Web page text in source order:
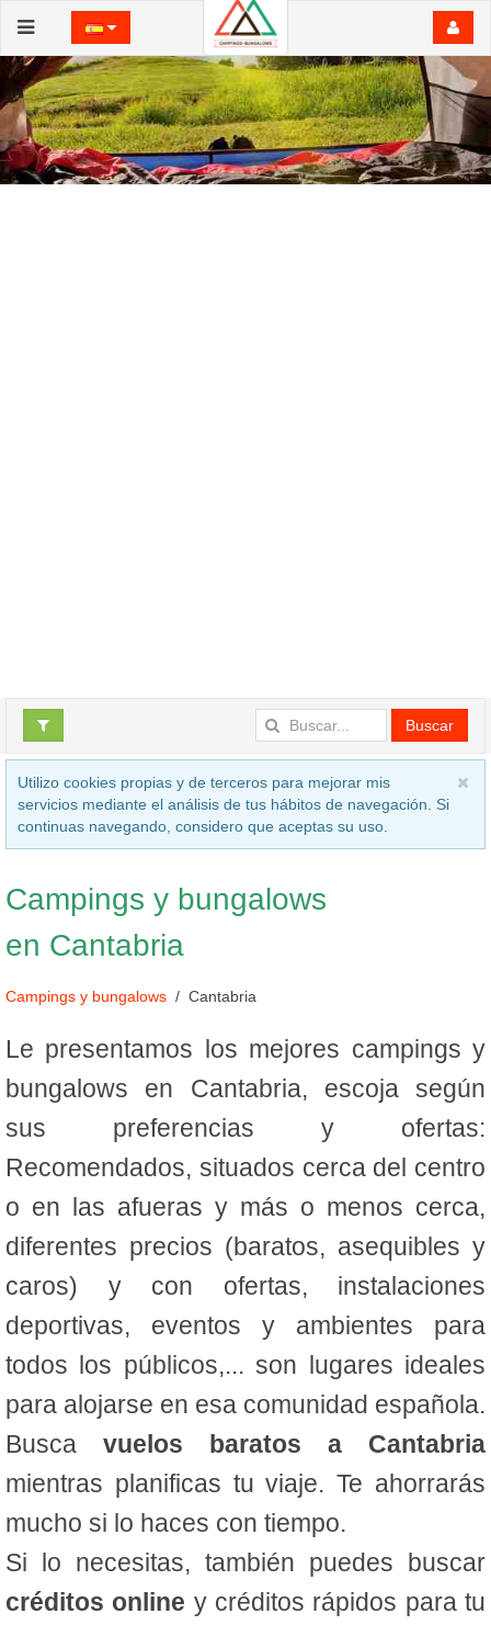
Buscar
Utilizo cookies propias y de terceros para mejorar mis
servicios mediante el análisis de tus hábitos de navegación. Si
continuas navegando, considero que aceptas su uso.
Campings y bungalows
en Cantabria
Campings y bungalows Cantabria
Le presentamos los mejores campings y
bungalows en Cantabria, escoja según
sus preferencias y ofertas:
Recomendados, situados cerca del centro
o en las afueras y más o menos cerca,
diferentes precios (baratos, asequibles y
caros) y con ofertas, instalaciones
deportivas, eventos y ambientes para
todos los públicos,... son lugares ideales
para alojarse en esa comunidad española.
Busca vuelos baratos a Cantabria
mientras planificas tu viaje. Te ahorrarás
mucho si lo haces con tiempo.
Si lo necesitas, también puedes buscar
créditos online y créditos rápidos para tu